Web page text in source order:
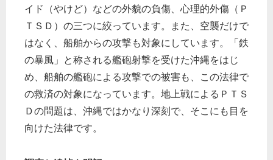
イド（やけど）などの外貌の負傷、心理的外傷（Ｐ
ＴＳＤ）の三つに絞っています。また、空襲だけで
はなく、船舶からの攻撃も対象にしています。「鉄
の暴風」と称される艦砲射撃を受けた沖縄をはじ
め、船舶の艦砲による攻撃での被害も、この法律で
の救済の対象になっています。地上戦によるＰＴＳ
Ｄの問題は、沖縄ではかなり深刻で、そこにも目を
向けた法律です。